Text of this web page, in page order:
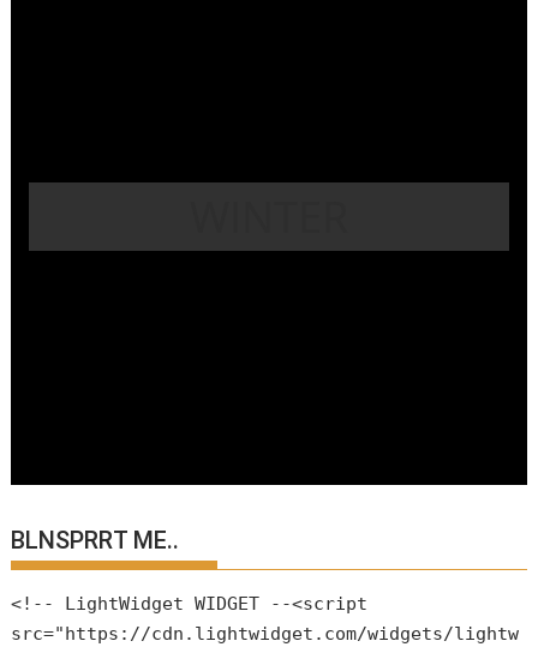
BLNSPRRT ME..
<!-- LightWidget WIDGET --<script
src="https://cdn.lightwidget.com/widgets/lightw